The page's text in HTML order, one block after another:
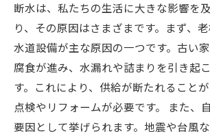
断水は、私たちの生活に大きな影響を
り、その原因はさまざまです。まず、
水道設備が主な原因の一つです。古い
腐食が進み、水漏れや詰まりを引き起
す。これにより、供給が断たれること
点検やリフォームが必要です。 また、
要因として挙げられます。地震や台風